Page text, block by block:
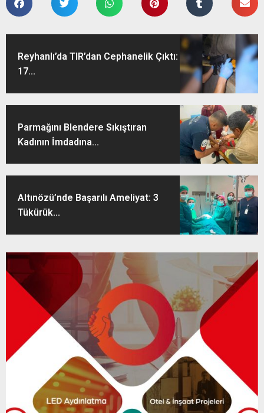
Reyhanlı’da TIR’dan Cephanelik Çıktı:
17...
Parmağını Blendere Sıkıştıran
Kadının İmdadına...
Altınözü’nde Başarılı Ameliyat: 3
Tükürük...